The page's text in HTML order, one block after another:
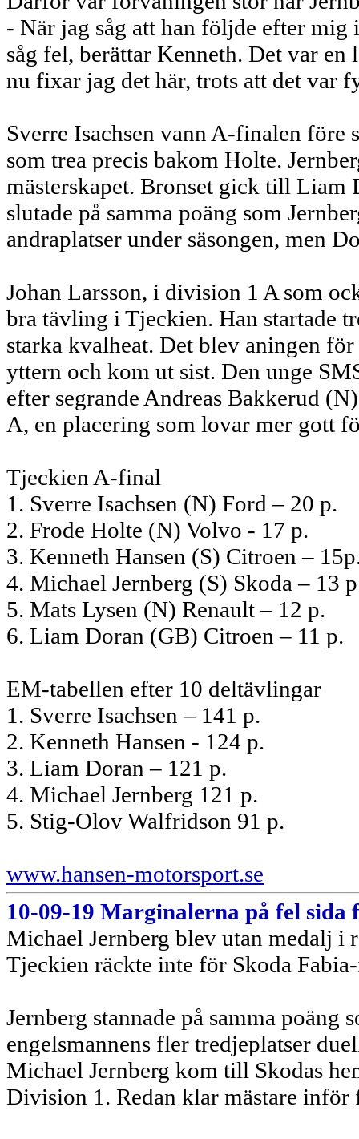
- När jag såg att han följde efter
såg fel, berättar Kenneth. Det var
nu fixar jag det här, trots att det var
Sverre Isachsen vann A-finalen
som trea precis bakom Holte.
mästerskapet. Bronset gick till Liam
slutade på samma poäng som
andraplatser under säsongen, men
Johan Larsson, i division 1 A som
bra tävling i Tjeckien. Han startade
starka kvalheat. Det blev aningen
yttern och kom ut sist. Den unge
efter segrande Andreas Bakkerud
A, en placering som lovar mer gott
Tjeckien A-final
1. Sverre Isachsen (N) Ford – 20 p.
2. Frode Holte (N) Volvo - 17 p.
3. Kenneth Hansen (S) Citroen –
4. Michael Jernberg (S) Skoda – 13
5. Mats Lysen (N) Renault – 12 p.
6. Liam Doran (GB) Citroen – 11 p.
EM-tabellen efter 10 deltävlingar
1. Sverre Isachsen – 141 p.
2. Kenneth Hansen - 124 p.
3. Liam Doran – 121 p.
4. Michael Jernberg 121 p.
5. Stig-Olov Walfridson 91 p.
www.hansen-motorsport.se
10-09-19 Marginalerna på fel sida
Michael Jernberg blev utan medalj
Tjeckien räckte inte för Skoda
Jernberg stannade på samma
engelsmannens fler tredjeplatser
Michael Jernberg kom till Skodas
Division 1. Redan klar mästare inför